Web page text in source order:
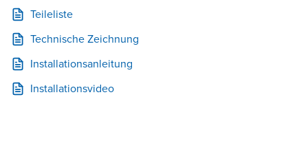
Teileliste
Technische Zeichnung
Installationsanleitung
Installationsvideo